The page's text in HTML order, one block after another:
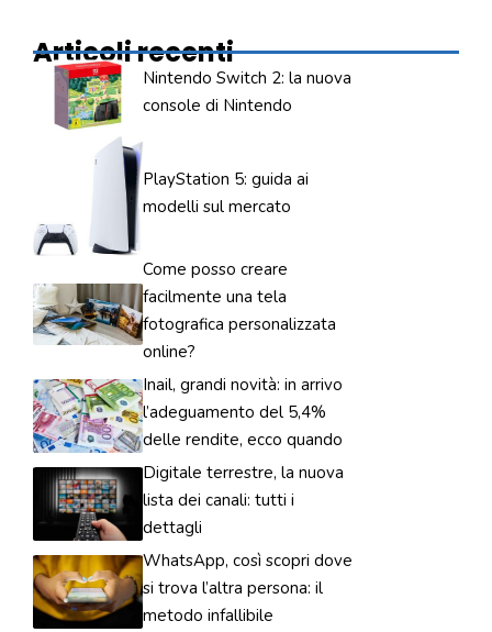
Articoli recenti
Nintendo Switch 2: la nuova
console di Nintendo
PlayStation 5: guida ai
modelli sul mercato
Come posso creare
facilmente una tela
fotografica personalizzata
online?
Inail, grandi novità: in arrivo
l’adeguamento del 5,4%
delle rendite, ecco quando
Digitale terrestre, la nuova
lista dei canali: tutti i
dettagli
WhatsApp, così scopri dove
si trova l’altra persona: il
metodo infallibile